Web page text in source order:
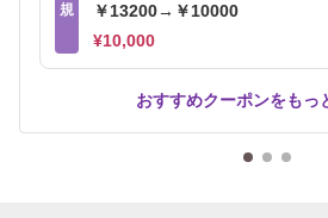
規
￥13200→￥10000
¥10,000
おすすめクーポンをもっ